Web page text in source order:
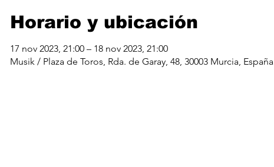
Horario y ubicación
17 nov 2023, 21:00 – 18 nov 2023, 21:00
Musik / Plaza de Toros, Rda. de Garay, 48, 30003 Murcia, España